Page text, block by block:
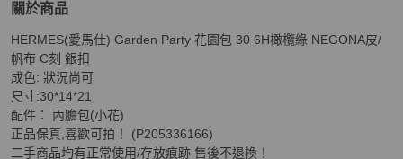
關於商品
關於HERMES(愛馬仕) Garden Party 花園包 30 6H橄欖綠
HERMES(愛馬仕) Garden Party 花園包 30 6H橄欖綠 NEGONA皮/
帆布 C刻 銀扣
成色: 狀況尚可
尺寸:30*14*21
配件： 內膽包(小花)
正品保真,喜歡可拍！ (P205336166)
二手商品均有正常使用/存放痕跡 售後不退換！